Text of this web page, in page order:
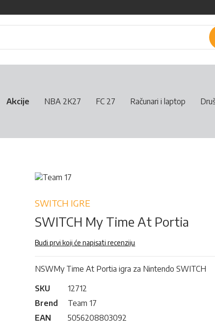
Akcije NBA 2K27 FC 27 Računari i laptop
SWITCH IGRE
SWITCH My Time At Portia
Budi prvi koji će napisati recenziju
NSWMy Time At Portia igra za Nintendo SWITCH
SKU
12712
Brend
Team 17
EAN
5056208803092